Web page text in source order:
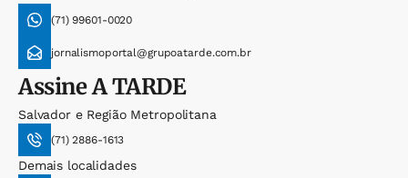
(71) 99601-0020
jornalismoportal@grupoatarde.com.br
AssineA TARDE
Salvador e Região Metropolitana
(71) 2886-1613
Demais localidades